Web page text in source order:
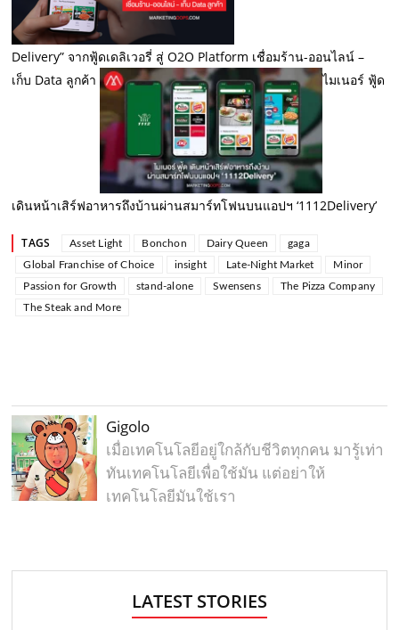
Delivery” จากฟู้ดเดลิเวอรี่ สู่ O2O Platform เชื่อมร้าน-ออนไลน์ –
เก็บ Data ลูกค้า
ไมเนอร์ ฟู้ด
เดินหน้าเสิร์ฟอาหารถึงบ้านผ่านสมาร์ทโฟนบนแอปฯ ‘1112Delivery’
TAGS Asset Light Bonchon Dairy Queen
gaga
Global Franchise of Choice
insight Late-Night Market
Minor
Passion for Growth
stand-alone Swensens
The Pizza Company
The Steak and More
Gigolo
เมื่อเทคโนโลยีอยู่ใกล้กับชีวิตทุกคน มารู้เท่า
ทันเทคโนโลยีเพื่อใช้มัน แต่อย่าให้
เทคโนโลยีมันใช้เรา
LATEST STORIES